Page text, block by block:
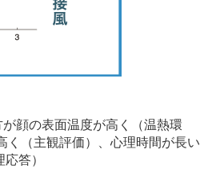
顔の表⾯温度が⾼く（温熱環
く（主観評価）、心理時間が⻑い
答）